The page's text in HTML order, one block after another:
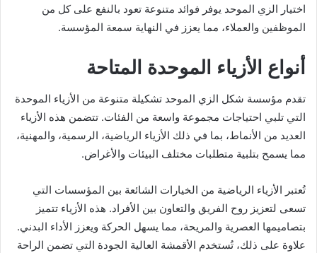
اختيار الزي الموحد يوفر فوائد متنوعة تعود بالنفع على كل من
الموظفين والعملاء، مما يعزز في النهاية سمعة المؤسسة.
أنواع الأزياء الموحدة المتاحة
تقدم مؤسسة شكل الزي الموحد تشكيلة متنوعة من الأزياء الموحدة
التي تلبي احتياجات مجموعة واسعة من الفئات. تتضمن هذه الأزياء
العديد من الأنماط، بما في ذلك الأزياء الرياضية، الرسمية، والمهنية،
مما يسمح بتلبية متطلبات مختلف البيئات والأغراض.
تُعتبر الأزياء الرياضية من الخيارات الشائعة بين المؤسسات التي
تسعى لتعزيز روح الفريق والتعاون بين الأفراد. هذه الأزياء تتميز
بتصاميمها العصرية والمريحة، مما يسهل الحركة ويعزز الأداء البدني.
علاوة على ذلك، تُستخدم الأقمشة العالية الجودة التي تضمن الراحة